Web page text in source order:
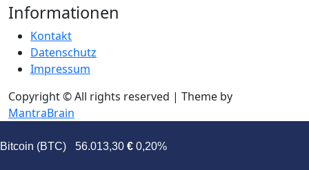
Informationen
Kontakt
Datenschutz
Impressum
Copyright © All rights reserved | Theme by
MantraBrain
Bitcoin (BTC) 56.013,30 € 0,20%